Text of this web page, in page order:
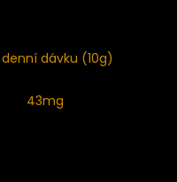
dávku (10g)